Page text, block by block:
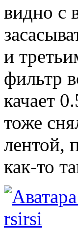
видно с
и
фильтр
качает
тоже
лентой,
как-то
rsirsi